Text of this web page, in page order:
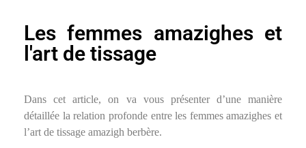
Les femmes amazighes et
l'art de tissage
Dans cet article, on va vous présenter d’une manière
détaillée la relation profonde entre les femmes amazighes et
l’art de tissage amazigh berbère.